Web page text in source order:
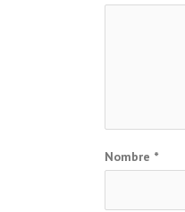
Nombre *